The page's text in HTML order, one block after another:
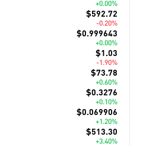
+0.00%
$592.72
-0.20%
$0.999643
+0.00%
$1.03
-1.90%
$73.78
+0.60%
$0.3276
+0.10%
$0.069906
+1.20%
$513.30
+3.40%